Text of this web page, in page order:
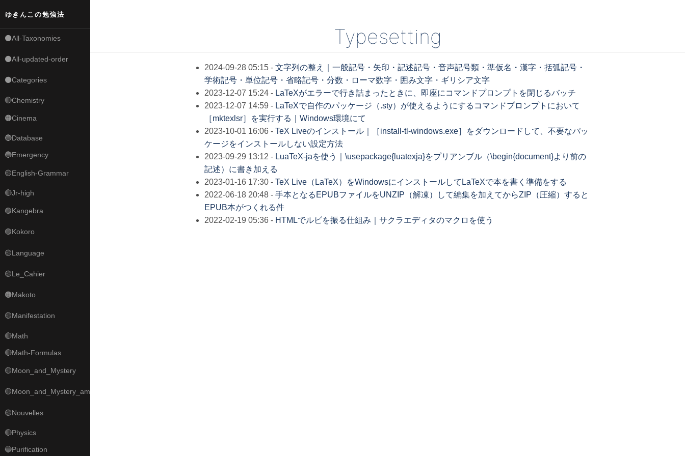
ゆきんこの勉強法
⚫All-Taxonomies
⚫All-updated-order
⚫Categories
🔴Chemistry
🟠Cinema
🔵Database
🔵Emergency
🟡English-Grammar
🔴Jr-high
🟣Kangebra
🟣Kokoro
🟡Language
🟡Le_Cahier
🟠Makoto
🟡Manifestation
🔴Math
🔴Math-Formulas
🟡Moon_and_Mystery
🟡Moon_and_Mystery_am
🟡Nouvelles
🔴Physics
🔵Purification
Typesetting
2024-09-28 05:15- 文字列の整え｜一般記号・矢印・記述記号・音声記号類・準仮名・漢字・括弧記号・
学術記号・単位記号・省略記号・分数・ローマ数字・囲み文字・ギリシア文字
2023-12-07 15:24- LaTeXがエラーで行き詰まったときに、即座にコマンドプロンプトを閉じるバッチ
2023-12-07 14:59 - LaTeXで自作のパッケージ（.sty）が使えるようにするコマンドプロンプトにおいて
［mktexlsr］を実行する｜Windows環境にて
2023-10-01 16:06- TeX Liveのインストール｜［install-tl-windows.exe］をダウンロードして、不要なパッ
ケージをインストールしない設定方法
2023-09-29 13:12 - LuaTeX-jaを使う｜\usepackage{luatexja}をプリアンブル（\begin{document}より前の
記述）に書き加える
2023-01-16 17:30- TeX Live（LaTeX）をWindowsにインストールしてLaTeXで本を書く準備をする
2022-06-18 20:48- 手本となるEPUBファイルをUNZIP（解凍）して編集を加えてからZIP（圧縮）すると
EPUB本がつくれる件
2022-02-19 05:36- HTMLでルビを振る仕組み｜サクラエディタのマクロを使う